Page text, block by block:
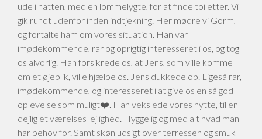
ude i natten, med en lommelygte, for at finde toiletter. Vi
gik rundt udenfor inden indtjekning. Her mødre vi Gorm,
og fortalte ham om vores situation. Han var
imødekommende, rar og oprigtig interesseret i os, og tog
os alvorlig. Han forsikrede os, at Jens, som ville komme
om et øjeblik, ville hjælpe os. Jens dukkede op. Ligeså rar,
imødekommende, og interesseret i at give os en så god
oplevelse som muligt❤️. Han vekslede vores hytte, til en
dejlig et værelses lejlighed. Hyggelig og med alt hvad man
har behov for. Samt skøn udsigt over terressen og smuk